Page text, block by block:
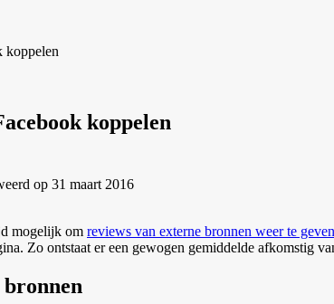
koppelen
koppelen
op 31 maart 2016
mogelijk om reviews van externe bronnen weer te
Zo ontstaat er een gewogen gemiddelde afkomstig